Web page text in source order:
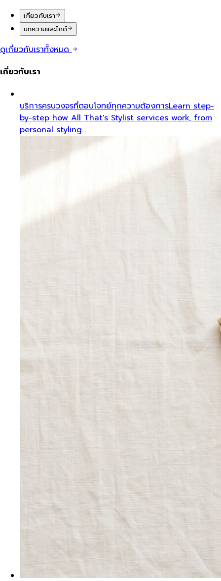
เกี่ยวกับเรา
บทความและไกด์
ดูเกี่ยวกับเราทั้งหมด
เกี่ยวกับเรา
บริการครบวงจรที่ตอบโจทย์ทุกความต้องการLearn step-
by-step how All That's Stylist services work, from
personal styling…